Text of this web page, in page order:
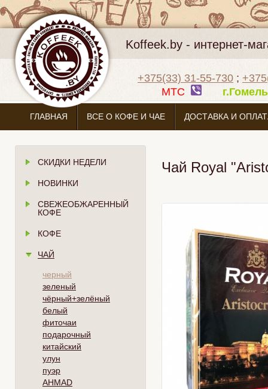
Koffeek.by - интернет-
+375(33) 31-55-730 ;
МТС
ГЛАВНАЯ ВСЕ О КОФЕ И ЧАЕ ДОСТАВКА И
СКИДКИ НЕДЕЛИ
НОВИНКИ
СВЕЖЕОБЖАРЕННЫЙ
КОФЕ
КОФЕ
ЧАЙ
черный
зеленый
чёрный+зелёный
белый
фиточаи
подарочный
китайский
улун
пуэр
AHMAD
Чай Royal